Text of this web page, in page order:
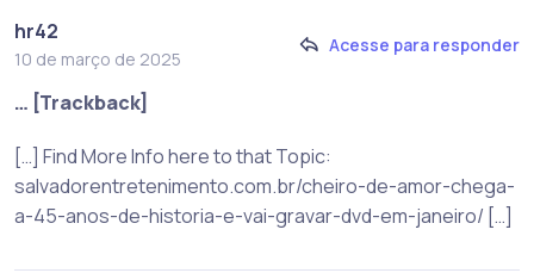
hr42
10 de março de 2025
Acesse para responder
… [Trackback]
[…] Find More Info here to that Topic:
salvadorentretenimento.com.br/cheiro-de-amor-chega-
a-45-anos-de-historia-e-vai-gravar-dvd-em-janeiro/ […]